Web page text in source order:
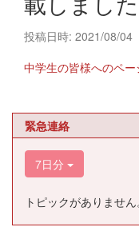
投稿日時: 2021/08/04
中学生の皆様へのペー
緊急連絡
7日分
トピックがありません。